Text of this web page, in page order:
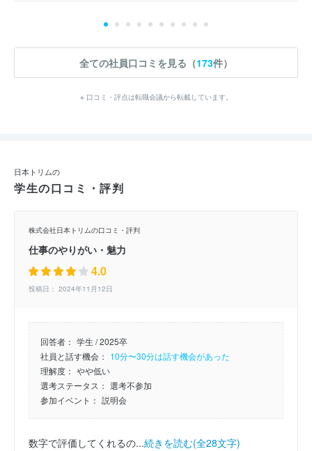
全ての社員口コミを見る（173件）
※ 口コミ・評点は転職会議から転載しています。
日本トリムの
学生の口コミ・評判
株式会社日本トリムの口コミ・評判
仕事のやりがい・魅力
4.0
投稿日： 2024年11月12日
回答者： 学生 / 2025卒
社員と話す機会： 10分〜30分は話す機会があった
理解度： やや低い
選考ステータス： 選考不参加
参加イベント： 説明会
数字で評価してくれるの...続きを読む(全28文字)